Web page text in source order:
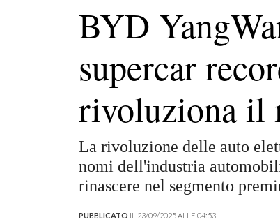
BYD
supercar
rivoluziona il
La rivoluzione delle auto
nomi dell'industria
rinascere nel segmento
PUBBLICATO IL 23/09/2025 ALLE 04:53